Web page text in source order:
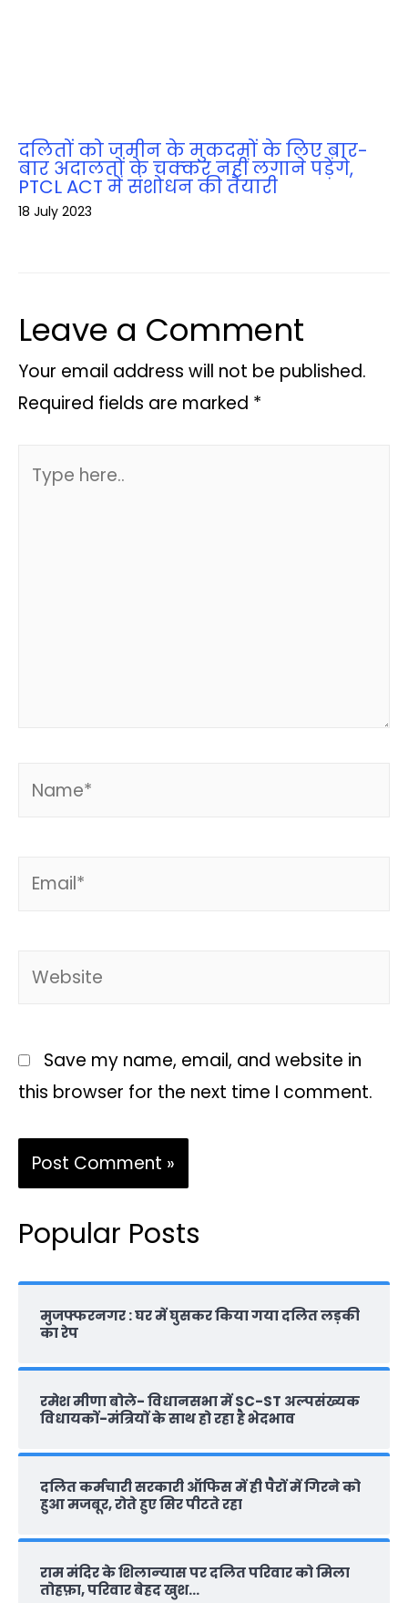
दलितों को जमीन के मुकदमों के लिए बार-
बार अदालतों के चक्‍कर नहीं लगाने पड़ेंगे,
PTCL ACT में संशोधन की तैयारी
18 July 2023
Leave a Comment
Your email address will not be published.
Required fields are marked *
Save my name, email, and website in
this browser for the next time I comment.
Popular Posts
मुजफ्फरनगर : घर में घुसकर किया गया दलित लड़की
का रेप
रमेश मीणा बोले- विधानसभा में SC-ST अल्पसंख्यक
विधायकों-मंत्रियों के साथ हो रहा है भेदभाव
दलित कर्मचारी सरकारी ऑफ‍िस में ही पैरों में गिरने को
हुआ मजबूर, रोते हुए सिर पीटते रहा
राम मंदिर के शिलान्‍यास पर दलित परिवार को मिला
तोहफ़ा, परिवार बेहद खुश…